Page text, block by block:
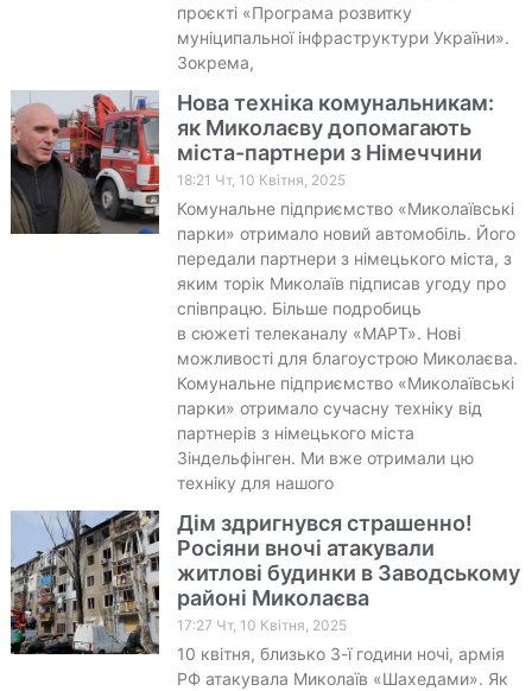
проєкті «Програма розвитку
муніципальної інфраструктури України».
Зокрема,
Нова техніка комунальникам:
як Миколаєву допомагають
міста-партнери з Німеччини
18:21 Чт, 10 Квітня, 2025
Комунальне підприємство «Миколаївські
парки» отримало новий автомобіль. Його
передали партнери з німецького міста, з
яким торік Миколаїв підписав угоду про
співпрацю. Більше подробиць
в сюжеті телеканалу «МАРТ». Нові
можливості для благоустрою Миколаєва.
Комунальне підприємство «Миколаївські
парки» отримало сучасну техніку від
партнерів з німецького міста
Зіндельфінген. Ми вже отримали цю
техніку для нашого
Дім здригнувся страшенно!
Росіяни вночі атакували
житлові будинки в Заводському
районі Миколаєва
17:27 Чт, 10 Квітня, 2025
10 квітня, близько 3-ї години ночі, армія
РФ атакувала Миколаїв «Шахедами». Як